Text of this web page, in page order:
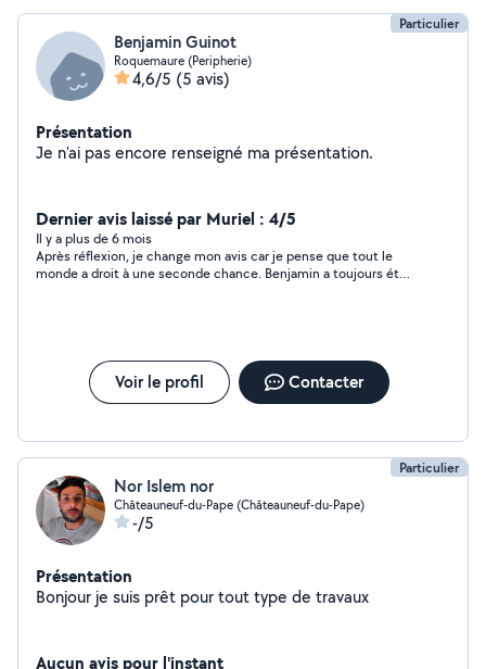
Particulier
Benjamin Guinot
Roquemaure (Peripherie)
4,6/5 (5 avis)
Présentation
Je n'ai pas encore renseigné ma présentation.
Dernier avis laissé par Muriel : 4/5
Il y a plus de 6 mois
Après réflexion, je change mon avis car je pense que tout le
monde a droit à une seconde chance. Benjamin a toujours été
Voir le profil Contacter
Particulier
Nor Islem nor
Châteauneuf-du-Pape (Châteauneuf-du-Pape)
-/5
Présentation
Bonjour je suis prêt pour tout type de travaux
Aucun avis pour l'instant